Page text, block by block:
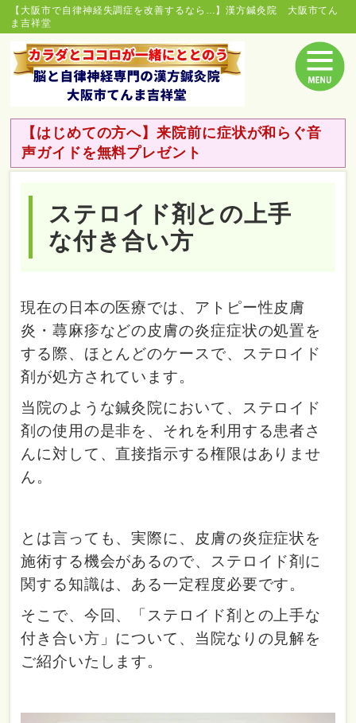
【大阪市で自律神経失調症を改善するなら…】漢方鍼灸院 大阪市てん
ま吉祥堂
【はじめての方へ】来院前に症状が和らぐ音
声ガイドを無料プレゼント
ステロイド剤との上手
な付き合い方
現在の日本の医療では、アトピー性皮膚
炎・蕁麻疹などの皮膚の炎症症状の処置を
する際、ほとんどのケースで、ステロイド
剤が処方されています。
当院のような鍼灸院において、ステロイド
剤の使用の是非を、それを利用する患者さ
んに対して、直接指示する権限はありませ
ん。
とは言っても、実際に、皮膚の炎症症状を
施術する機会があるので、ステロイド剤に
関する知識は、ある一定程度必要です。
そこで、今回、「ステロイド剤との上手な
付き合い方」について、当院なりの見解を
ご紹介いたします。